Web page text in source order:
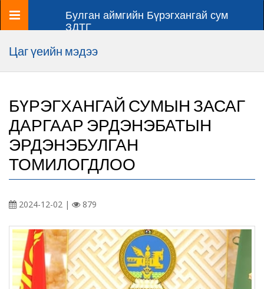
Цэс
Булган аймгийн Бүрэгхангай сум
ЗДТГ
Цаг үеийн мэдээ
БҮРЭГХАНГАЙ СУМЫН ЗАСАГ
ДАРГААР ЭРДЭНЭБАТЫН
ЭРДЭНЭБУЛГАН
ТОМИЛОГДЛОО
2024-12-02 | 879